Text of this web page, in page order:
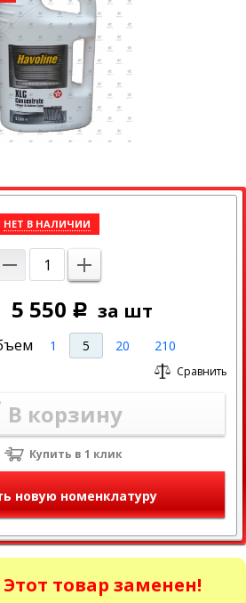
НЕТ В НАЛИЧИИ
5 550 Р за шт
1 5 20 210
Сравнить
В корзину
Купить в 1 клик
новую номенклатуру
товар заменен!